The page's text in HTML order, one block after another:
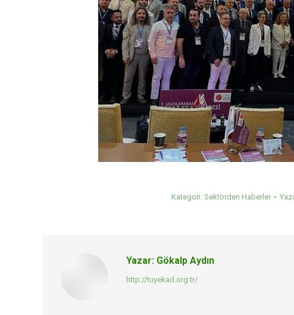
Kategori: Sektörden Haberler
Yazar: Gökalp Aydın
http://tuyekad.org.tr/